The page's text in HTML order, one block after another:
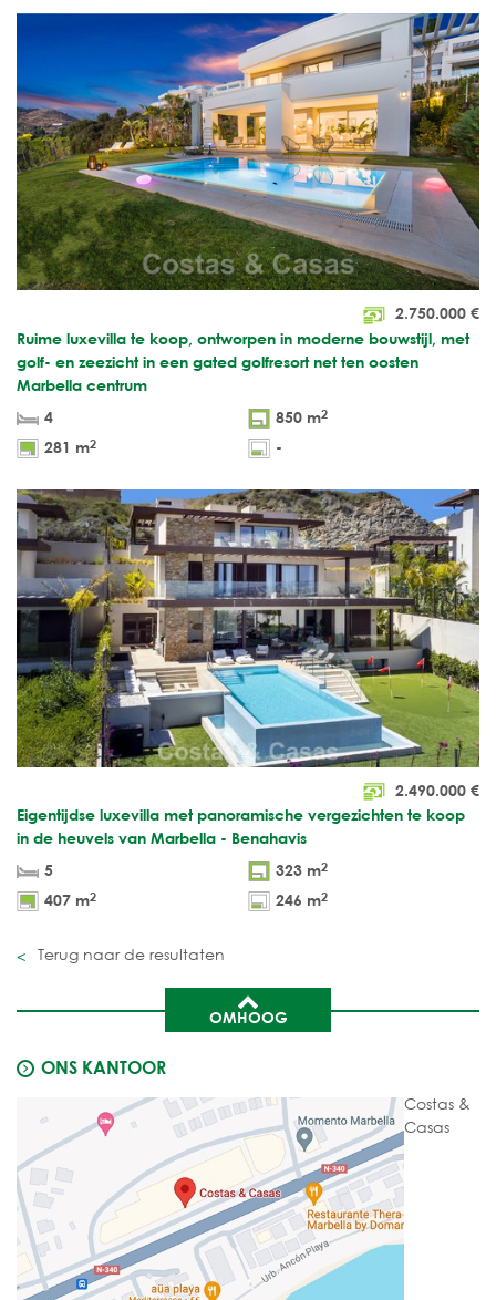
2.750.000 €
Ruime luxevilla te koop, ontworpen in moderne bouwstijl, met
golf- en zeezicht in een gated golfresort net ten oosten
Marbella centrum
4
850 m2
281 m2 -
2.490.000 €
Eigentijdse luxevilla met panoramische vergezichten te koop
in de heuvels van Marbella - Benahavis
5
323 m2
407 m2 246 m2
Terug naar de resultaten
OMHOOG
ONS KANTOOR
Costas &
Casas